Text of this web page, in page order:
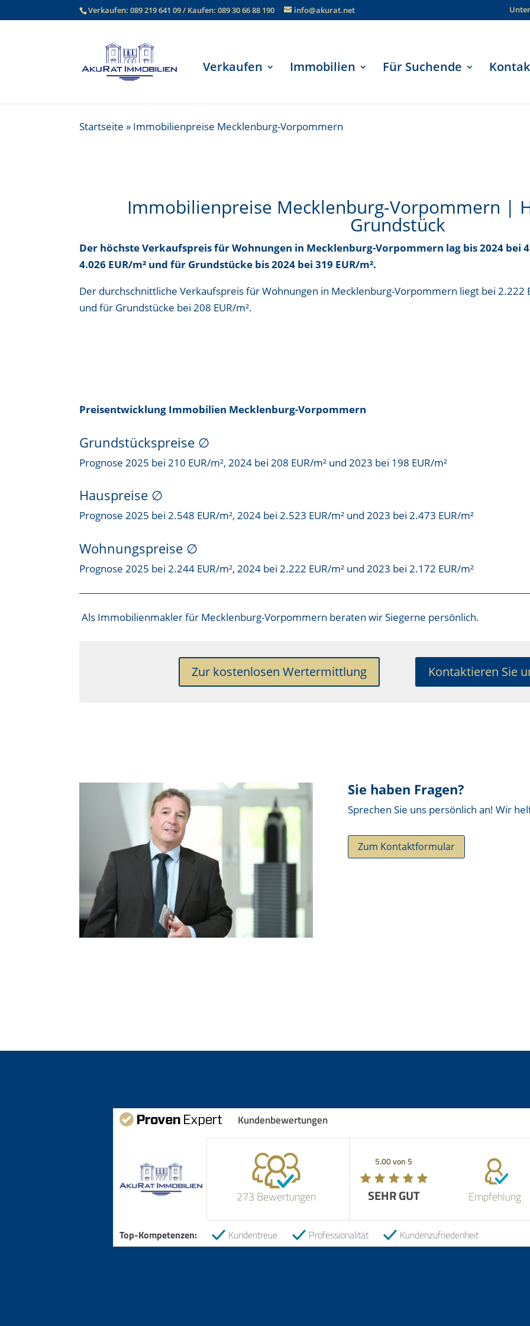
Verkaufen:089 219 641 09/ Kaufen:089 30 66 88 190 info@akurat.net
Verkaufen Immobilien Für Suchende
Startseite » Immobilienpreise Mecklenburg-Vorpommern
Immobilienpreise Mecklenburg-Vorpommern |
Grundstück
Der höchste Verkaufspreis für Wohnungen in Mecklenburg-Vorpommern lag bis2024 bei
4.026 EUR/m² und für Grundstücke bis2024 bei 319 EUR/m².
Der durchschnittliche Verkaufspreis für Wohnungen in Mecklenburg-Vorpommern liegt bei2.222
und für Grundstücke bei208 EUR/m².
Preisentwicklung Immobilien Mecklenburg-Vorpommern
Grundstückspreise ∅
Prognose 2025 bei 210 EUR/m², 2024 bei 208 EUR/m² und 2023 bei 198 EUR/m²
Hauspreise ∅
Prognose 2025 bei 2.548 EUR/m², 2024 bei 2.523 EUR/m² und 2023 bei 2.473 EUR/m²
Wohnungspreise ∅
Prognose 2025 bei 2.244 EUR/m², 2024 bei 2.222 EUR/m² und 2023 bei 2.172 EUR/m²
Als Immobilienmakler für Mecklenburg-Vorpommern beraten wir Siegerne persönlich.
Zur kostenlosen Wertermittlung Kontaktieren Sie
Sie haben Fragen?
Sprechen Sie uns persönlich an! Wir
Zum Kontaktformular
Kundenbewertungen
273 Bewertungen
5.00 von 5
SEHR GUT Empfehlung
Top-Kompetenzen: Kundentreue Professionalität Kundenzufriedenheit